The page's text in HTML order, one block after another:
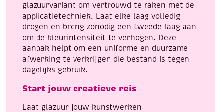
glazuurvariant om vertrouwd te raken met de
applicatietechniek. Laat elke laag volledig
drogen en breng zonodig een tweede laag aan
om de kleurintensiteit te verhogen. Deze
aanpak helpt om een uniforme en duurzame
afwerking te verkrijgen die bestand is tegen
dagelijks gebruik.
Start jouw creatieve reis
Laat glazuur jouw kunstwerken